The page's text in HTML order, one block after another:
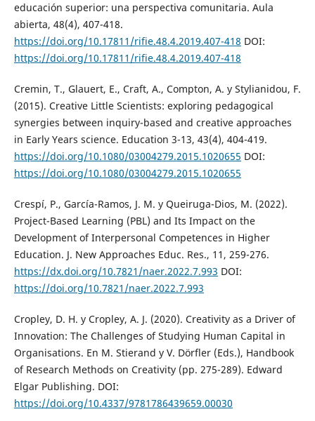
educación superior: una perspectiva comunitaria. Aula
abierta, 48(4), 407-418.
https://doi.org/10.17811/rifie.48.4.2019.407-418 DOI:
https://doi.org/10.17811/rifie.48.4.2019.407-418
Cremin, T., Glauert, E., Craft, A., Compton, A. y Stylianidou, F.
(2015). Creative Little Scientists: exploring pedagogical
synergies between inquiry-based and creative approaches
in Early Years science. Education 3-13, 43(4), 404-419.
https://doi.org/10.1080/03004279.2015.1020655 DOI:
https://doi.org/10.1080/03004279.2015.1020655
Crespí, P., García-Ramos, J. M. y Queiruga-Dios, M. (2022).
Project-Based Learning (PBL) and Its Impact on the
Development of Interpersonal Competences in Higher
Education. J. New Approaches Educ. Res., 11, 259-276.
https://dx.doi.org/10.7821/naer.2022.7.993 DOI:
https://doi.org/10.7821/naer.2022.7.993
Cropley, D. H. y Cropley, A. J. (2020). Creativity as a Driver of
Innovation: The Challenges of Studying Human Capital in
Organisations. En M. Stierand y V. Dörfler (Eds.), Handbook
of Research Methods on Creativity (pp. 275-289). Edward
Elgar Publishing. DOI:
https://doi.org/10.4337/9781786439659.00030